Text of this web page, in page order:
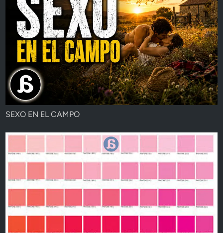
SEXO EN EL CAMPO